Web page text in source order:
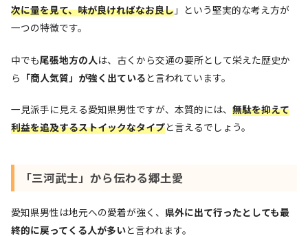
次に量を見て、味が良ければなお良し 」という堅実的な考え方が
一つの特徴です。
中でも尾張地方の人は、古くから交通の要所として栄えた歴史か
ら 「商人気質」が強く出ている と言われています。
一見派手に見える愛知県男性ですが、本質的には、 無駄を抑えて
利益を追及するストイックなタイプと言えるでしょう。
「三河武士」から伝わる郷土愛
愛知県男性は地元への愛着が強く、 県外に出て行ったとしても最
終的に戻ってくる人が多いと言われます。